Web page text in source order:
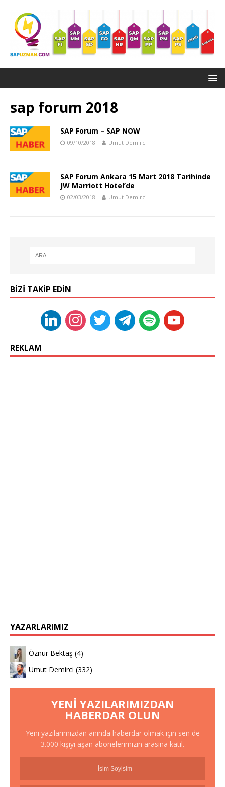
sap forum 2018
SAP Forum – SAP NOW
09/10/2018 Umut Demirci
SAP Forum Ankara 15 Mart 2018 Tarihinde
JW Marriott Hotel’de
02/03/2018 Umut Demirci
BIZI TAKIP EDIN
REKLAM
YAZARLARIMIZ
Öznur Bektaş (4)
Umut Demirci (332)
YENI YAZILARIMIZDAN
HABERDAR OLUN
Yeni yazılarımızdan anında haberdar olmak için sen de
3.000 kişiyi aşan abonelerimizin arasına katıl.